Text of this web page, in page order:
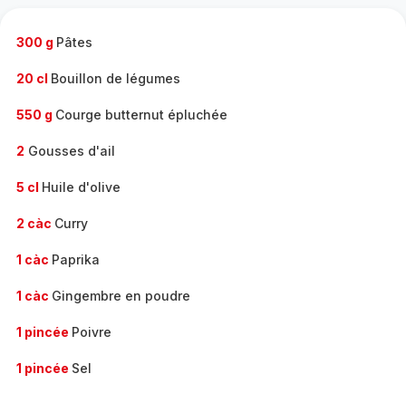
300 g Pâtes
20 cl Bouillon de légumes
550 g Courge butternut épluchée
2 Gousses d'ail
5 cl Huile d'olive
2 càc Curry
1 càc Paprika
1 càc Gingembre en poudre
1 pincée Poivre
1 pincée Sel